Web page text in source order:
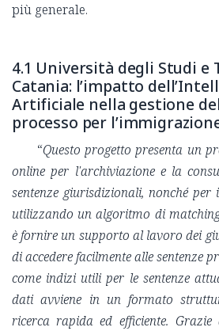
più generale.
4.1 Università degli Studi e
Catania: l’impatto
Artificiale nella gestione
processo per
“Questo progetto presenta un
online per l'archiviazione e la
sentenze giurisdizionali, nonché
utilizzando un algoritmo di
è fornire un supporto al lavoro dei
di accedere facilmente alle sentenze
come indizi utili per le sentenze
dati avviene in un formato
ricerca rapida ed efficiente.